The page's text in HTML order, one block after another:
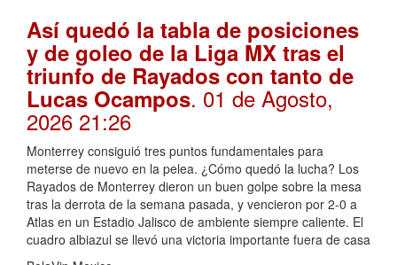
Así quedó la tabla de posiciones
y de goleo de la Liga MX tras el
triunfo de Rayados con tanto de
Lucas Ocampos. 01 de Agosto,
2026 21:26
Monterrey consiguió tres puntos fundamentales para
meterse de nuevo en la pelea. ¿Cómo quedó la lucha? Los
Rayados de Monterrey dieron un buen golpe sobre la mesa
tras la derrota de la semana pasada, y vencieron por 2-0 a
Atlas en un Estadio Jalisco de ambiente siempre caliente. El
cuadro albiazul se llevó una victoria importante fuera de casa